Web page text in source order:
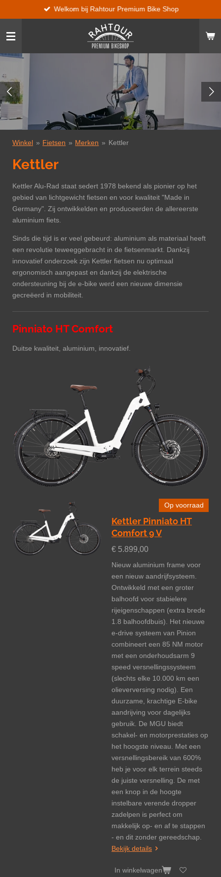
direct
naar
hoofdinhoud
Welkom bij Rahtour Premium Bike Shop
Winkel » Fietsen » Merken » Kettler
Kettler
Kettler Alu-Rad staat sedert 1978 bekend als pionier op het
gebied van lichtgewicht fietsen en voor kwaliteit "Made in
Germany". Zij ontwikkelden en produceerden de allereerste
aluminium fiets.
Sinds die tijd is er veel gebeurd: aluminium als materiaal heeft
een revolutie teweeggebracht in de fietsenmarkt. Dankzij
innovatief onderzoek zijn Kettler fietsen nu optimaal
ergonomisch aangepast en dankzij de elektrische
ondersteuning bij de e-bike werd een nieuwe dimensie
gecreëerd in mobiliteit.
Pinniato HT Comfort
Duitse kwaliteit, aluminium, innovatief.
Op voorraad
Kettler Pinniato HT
Comfort 9 V
€ 5.899,00
Nieuw aluminium frame voor
een nieuw aandrijfsysteem.
Ontwikkeld met een groter
balhoofd voor stabielere
rijeigenschappen (extra brede
1.8 balhoofdbuis). Het nieuwe
e-drive systeem van Pinion
combineert een 85 NM motor
met een onderhoudsarm 9
speed versnellingssysteem
(slechts elke 10.000 km een
olieverversing nodig). Een
duurzame, krachtige E-bike
aandrijving voor dagelijks
gebruik. De MGU biedt
schakel- en motorprestaties op
het hoogste niveau. Met een
versnellingsbereik van 600%
heb je voor elk terrein steeds
de juiste versnelling. De met
een knop in de hoogte
instelbare verende dropper
zadelpen is perfect om
makkelijk op- en af te stappen
- en dit zonder gereedschap.
Bekijk details
In winkelwagen